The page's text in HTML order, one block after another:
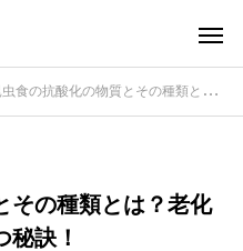
の抗酸化の物質とその種類とは？老化を防いで若々しさを保つ秘訣！
その種類とは？老化
秘訣！